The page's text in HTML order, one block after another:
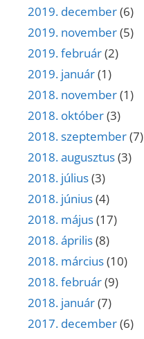
2019. december(6)
2019. november(5)
2019. február(2)
2019. január(1)
2018. november(1)
2018. október(3)
2018. szeptember(7)
2018. augusztus(3)
2018. július(3)
2018. június(4)
2018. május(17)
2018. április(8)
2018. március(10)
2018. február(9)
2018. január(7)
2017. december(6)